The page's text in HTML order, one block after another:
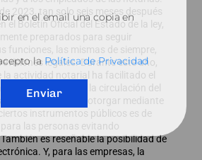
2023, tan solo seis meses después
el Boletín Oficial del Estado de la ley,
preparados para seguir
funciones, las mismas de siempre,
legales. Durante este año,
la actividad notarial ha facilitado el
y ha agilizado la circulación del
La posibilidad de otorgar mediante
instrumentos públicos es de
las personas evitando
es reseñable la posibilidad de
Y, para las empresas, la
en el email una copia en
la Política de Privacidad
Enviar